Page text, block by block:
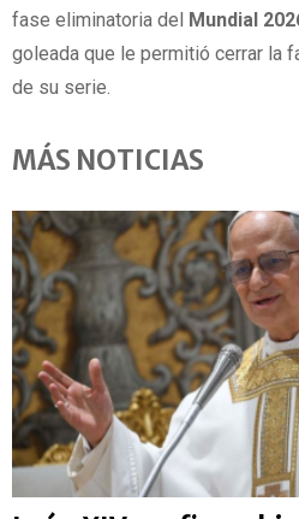
fase eliminatoria del
Mundial
goleada que le permitió cerrar la
de su serie.
MÁS NOTICIAS